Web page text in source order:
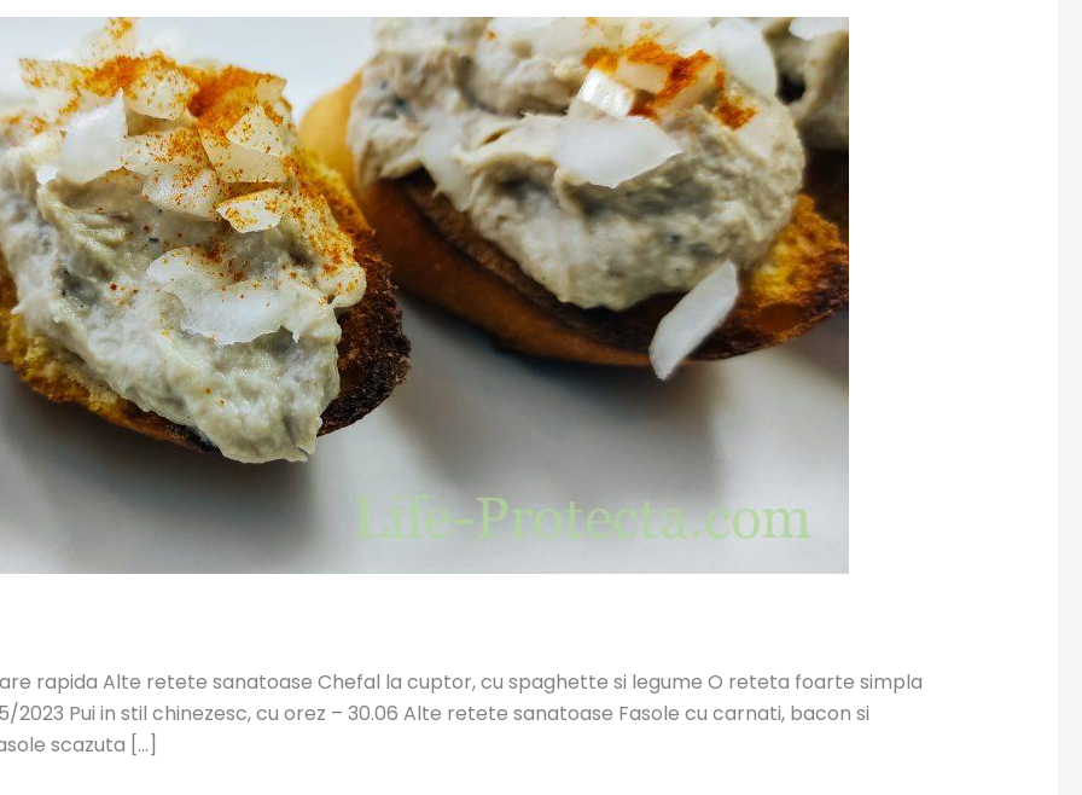
rapida Alte retete sanatoase Chefal la cuptor, cu spaghette si legume O reteta foarte simpla
2023 Pui in stil chinezesc, cu orez – 30.06 Alte retete sanatoase Fasole cu carnati, bacon si
scazuta […]